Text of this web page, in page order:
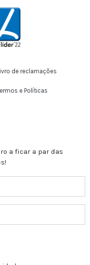
de reclamações
e Políticas
a ficar a par das